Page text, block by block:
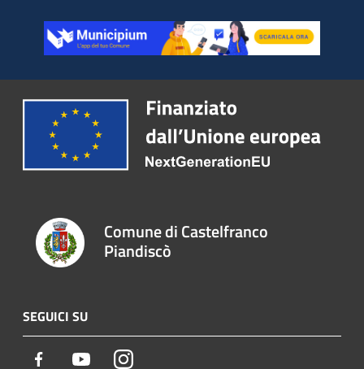
Comune di Castelfranco
Piandiscò
SEGUICI SU
Facebook YoutubeInstagram